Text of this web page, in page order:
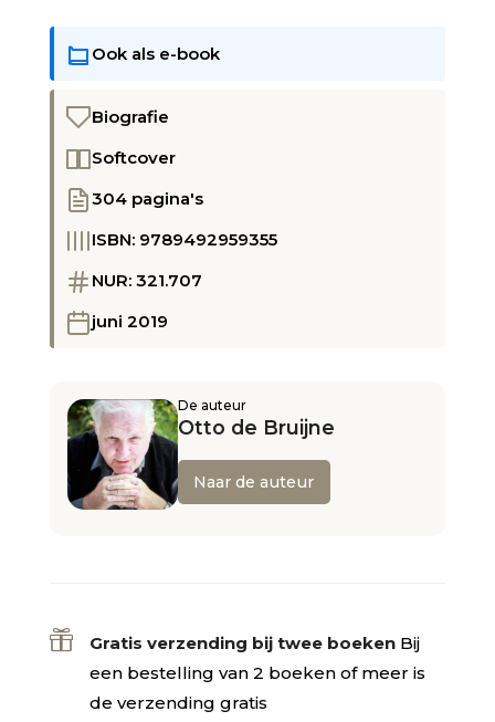
Ook als e-book
Biografie
Softcover
304 pagina's
ISBN: 9789492959355
NUR: 321.707
juni 2019
De auteur
Otto de Bruijne
Naar de auteur
 Gratis verzending bij twee boeken Bij
een bestelling van 2 boeken of meer is
de verzending gratis